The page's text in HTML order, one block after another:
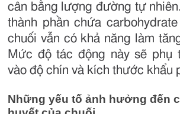
cân bằng lượng đường tự
thành phần chứa
chuối vẫn có khả năng làm
Mức độ tác động này sẽ phụ
vào độ chín và kích thước khẩu
Những yếu tố ảnh hưởng đến